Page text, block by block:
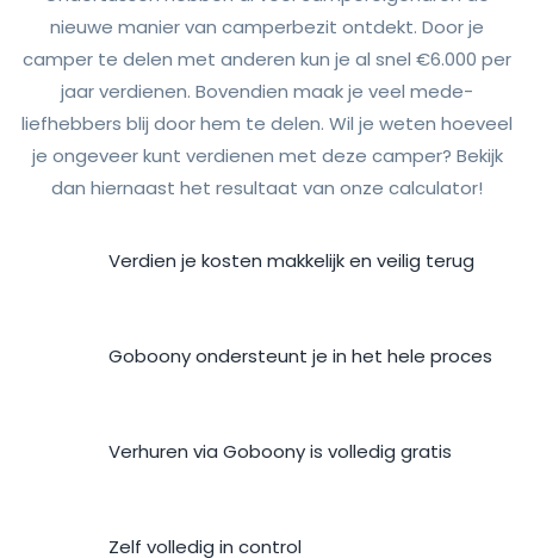
nieuwe manier van camperbezit ontdekt. Door je
camper te delen met anderen kun je al snel €6.000 per
jaar verdienen. Bovendien maak je veel mede-
liefhebbers blij door hem te delen. Wil je weten hoeveel
je ongeveer kunt verdienen met deze camper? Bekijk
dan hiernaast het resultaat van onze calculator!
Verdien je kosten makkelijk en veilig terug
Goboony ondersteunt je in het hele proces
Verhuren via Goboony is volledig gratis
Zelf volledig in control